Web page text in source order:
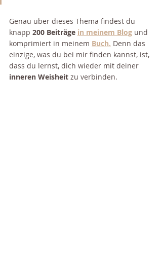
Genau über dieses Thema findest du
knapp 200 Beiträge in meinem Blog und
komprimiert in meinem Buch. Denn das
einzige, was du bei mir finden kannst, ist,
dass du lernst, dich wieder mit deiner
inneren Weisheit zu verbinden.